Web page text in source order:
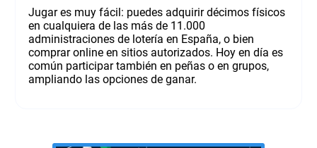
Jugar es muy fácil: puedes adquirir décimos físicos
en cualquiera de las más de 11.000
administraciones de lotería en España, o bien
comprar online en sitios autorizados. Hoy en día es
común participar también en peñas o en grupos,
ampliando las opciones de ganar.